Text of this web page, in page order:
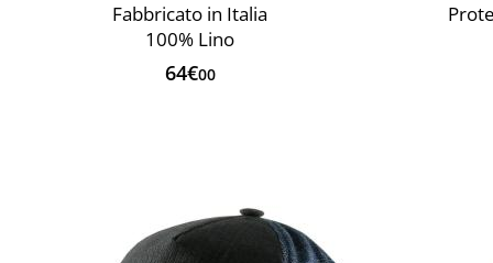
Fabbricato in Italia
100% Lino
64€00